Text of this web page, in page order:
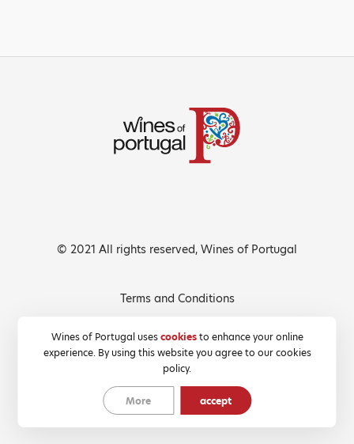
Wines of Portugal usescookiesto enhance your online
experience. By using this website you agree to our cookies
policy.
More accept
© 2021 All rights reserved, Wines of Portugal
Terms and Conditions
Cookies Policy